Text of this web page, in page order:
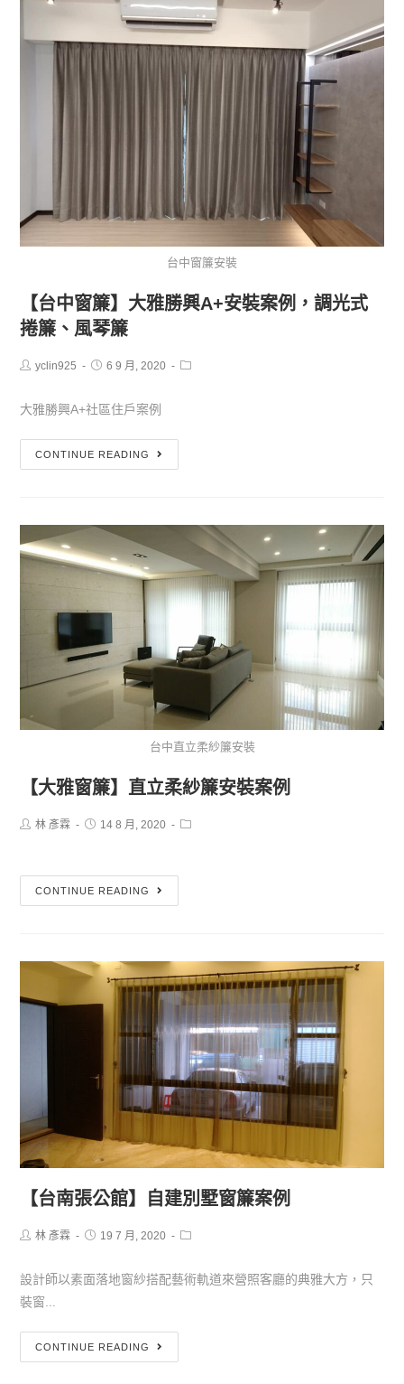
台中窗簾安裝
【台中窗簾】大雅勝興A+安裝案例，調光式
捲簾、風琴簾
yclin925 6 9 月, 2020
大雅勝興A+社區住戶案例
CONTINUE READING
台中直立柔紗簾安裝
【大雅窗簾】直立柔紗簾安裝案例
林 彥霖 14 8 月, 2020
CONTINUE READING
【台南張公館】自建別墅窗簾案例
林 彥霖 19 7 月, 2020
設計師以素面落地窗紗搭配藝術軌道來營照客廳的典雅大方，只
裝窗...
CONTINUE READING